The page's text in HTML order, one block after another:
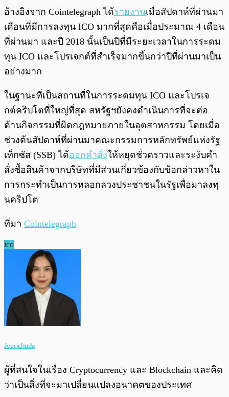
อ้างอิงจาก Cointelegraph ได้รายงานเมื่อสัปดาห์ที่ผ่านมา
เดือนที่มีการลงทุน ICO มากที่สุดคือเมื่อประมาณ 4 เดือน
ที่ผ่านมา และปี 2018 นั้นเป็นปีที่มีระยะเวลาในการระดม
ทุน ICO และโปรเจกต์ที่สำเร็จมากขึ้นกว่าปีที่ผ่านมาเป็น
อย่างมาก
ในฐานะที่เป็นสถานที่ในการระดมทุน ICO และโปรเจ
กต์คริปโตที่ใหญ่ที่สุด สหรัฐฯยังคงดำเนินการที่จะต่อ
ต้านกิจกรรมที่ผิดกฎหมายภายในอุตสาหกรรม โดยเมื่อ
ช่วงต้นสัปดาห์ที่ผ่านมาคณะกรรมการหลักทรัพย์แห่งรัฐ
เท็กซัส (SSB) ได้ออกคำสั่งให้หยุดชั่วคราวและระงับคำ
สั่งซื้อสินค้าจากบริษัทที่มีส่วนเกี่ยวข้องกับข้อกล่าวหาใน
การกระทำเป็นการหลอกลวงประชาชนในรัฐเพื่อมาลงทุ
นคริปโต
ที่มา Cointelegraph
ico
Jeerichuda
ผู้ที่สนใจในเรื่อง Cryptocurrency และ Blockchain และคิด
ว่าเป็นสิ่งที่จะมาเปลี่ยนแปลงอนาคตของประเทศ